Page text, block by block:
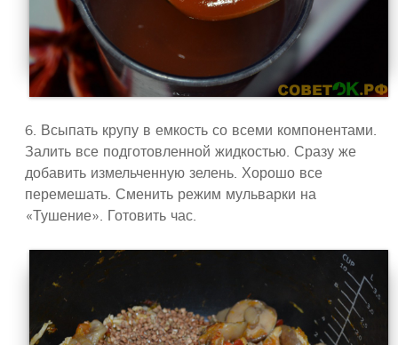
6. Всыпать крупу в емкость со всеми компонентами.
Залить все подготовленной жидкостью. Сразу же
добавить измельченную зелень. Хорошо все
перемешать. Сменить режим мульварки на
«Тушение». Готовить час.